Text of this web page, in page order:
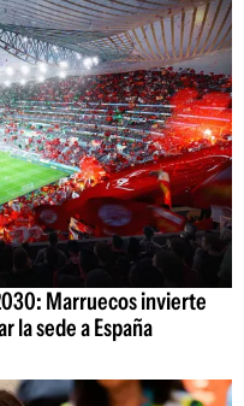
Marruecos invierte
la sede a España